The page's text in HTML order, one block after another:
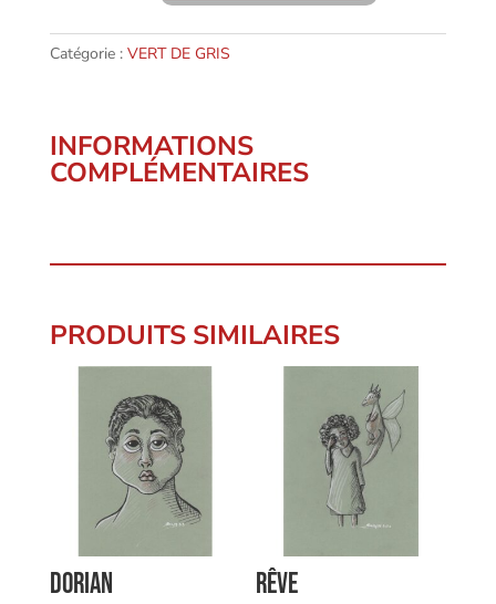
ELÉNA
Catégorie : VERT DE GRIS
INFORMATIONS
COMPLÉMENTAIRES
PRODUITS SIMILAIRES
DORIAN RÊVE